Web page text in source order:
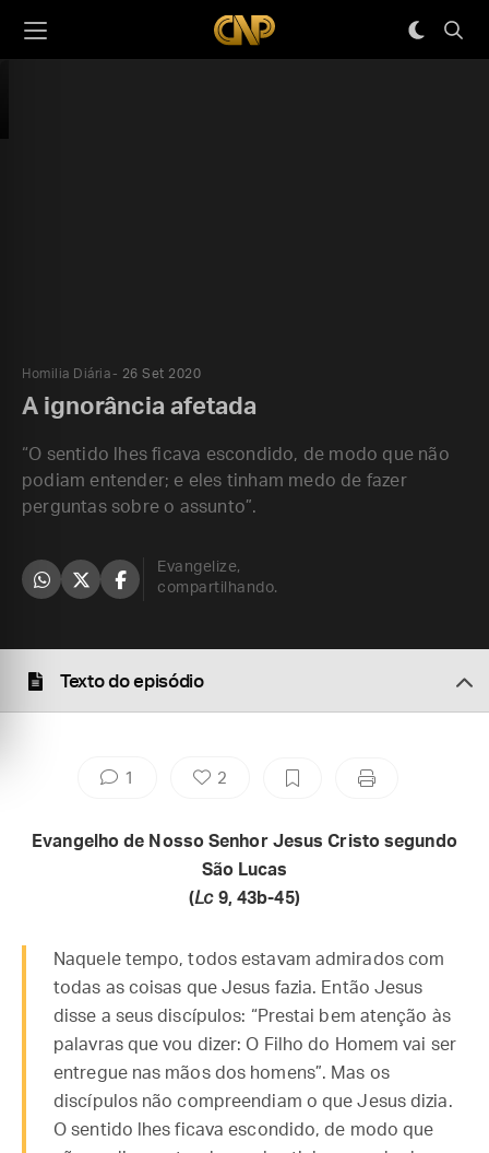
Homilia Diária 26 Set 2020
A ignorância afetada
“O sentido lhes ficava escondido, de modo que não
podiam entender; e eles tinham medo de fazer
perguntas sobre o assunto”.
Evangelize,
compartilhando.
Texto do episódio
1 2
Evangelho de Nosso Senhor Jesus Cristo segundo
São Lucas
(Lc 9, 43b-45)
Naquele tempo, todos estavam admirados com
todas as coisas que Jesus fazia. Então Jesus
disse a seus discípulos: “Prestai bem atenção às
palavras que vou dizer: O Filho do Homem vai ser
entregue nas mãos dos homens”. Mas os
discípulos não compreendiam o que Jesus dizia.
O sentido lhes ficava escondido, de modo que